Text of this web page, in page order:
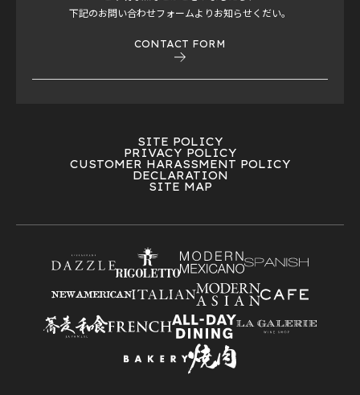
下記のお問い合わせフォームよりお知らせくだい。
CONTACT FORM
SITE POLICY
PRIVACY POLICY
CUSTOMER HARASSMENT POLICY
DECLARATION
SITE MAP